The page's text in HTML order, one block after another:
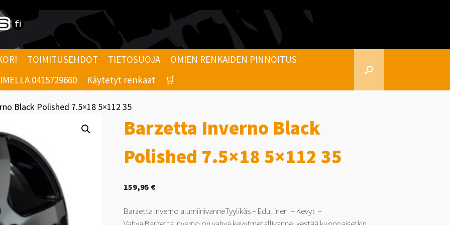
TOIMITUSEHDOT TIETOSUOJA
OMIEN RENKAIDEN PINNOITUS
0415729660 Käytetyt renkaat 🛒
Black Polished 7.5×18 5×112 35
Barzetta Inverno Black
Polished 7.5×18 5×112 35
159,95 €
Barzetta Inverno alumiinivanneTyylikäs – Edullinen – Kevyt –